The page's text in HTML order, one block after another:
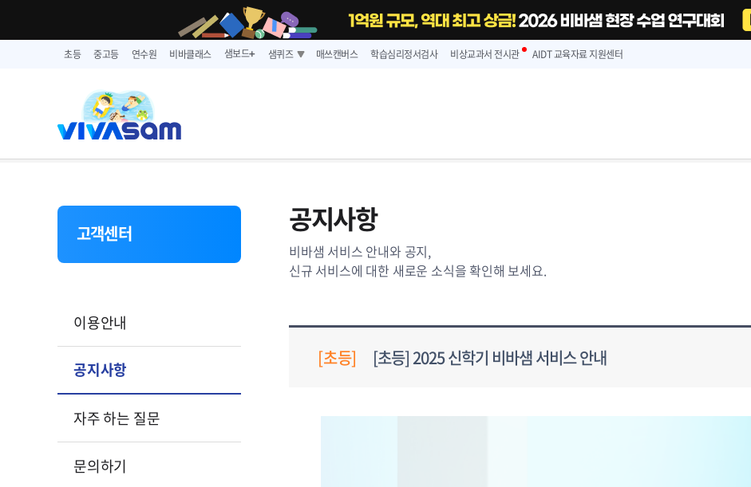
초등 중고등 연수원 비바클래스 샘보드➕ 샘퀴즈 매쓰캔버스 학습심리정서검사 비상교과서 전시관 AIDT 교육자료 지원센터
고객센터
이용안내
공지사항
자주 하는 질문
문의하기
공지사항
비바샘 서비스 안내와 공지,
신규 서비스에 대한 새로운 소식을 확인해 보세요.
[초등] [초등] 2025 신학기 비바샘 서비스 안내